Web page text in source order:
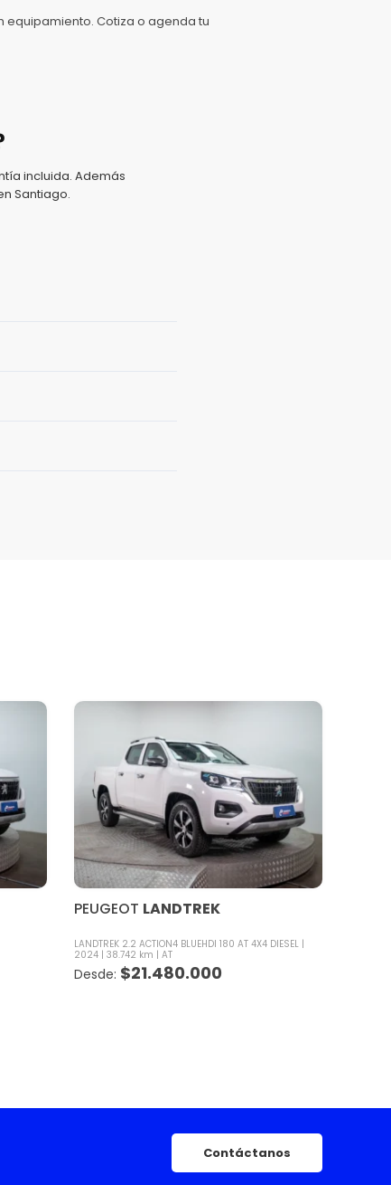
equipamiento. Cotiza o agenda tu
incluida. Además
Santiago.
PEUGEOT LANDTREK
LANDTREK 2.2 ACTION4 BLUEHDI 180 AT 4X4 DIESEL
2024
38.742 km AT
$21.480.000
Contáctanos